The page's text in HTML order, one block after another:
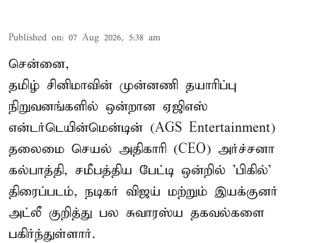
Published on: 07 Aug 2026, 5:38 am
சென்னை,
தமிழ் சினிமாவின் முன்னணி தயாரிப்பு
நிறுவனங்களில் ஒன்றான ஏஜிஎஸ்
என்டர்டெயின்மென்டின் (AGS Entertainment)
தலைமை செயல் அதிகாரி (CEO) அர்ச்சனா
கல்பாத்தி, சமீபத்திய பேட்டி ஒன்றில் 'பிகில்'
திரைப்படம், நடிகர் விஜய் மற்றும் இயக்குனர்
அட்லீ குறித்து பல சுவாரஸ்ய தகவல்களை
பகிர்ந்துள்ளார்.